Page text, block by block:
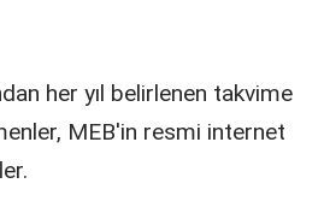
her yıl belirlenen takvime
MEB'in resmi internet